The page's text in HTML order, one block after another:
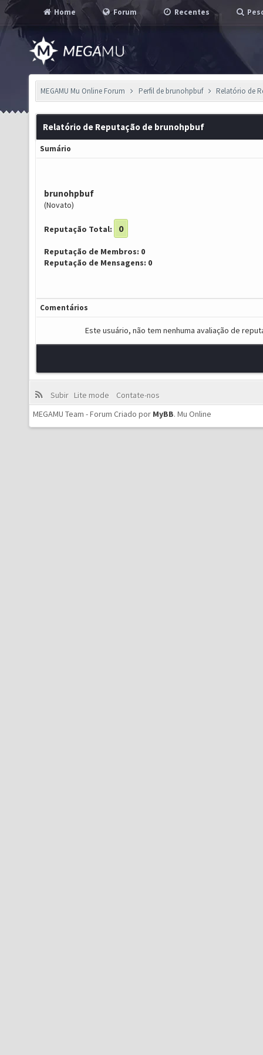
Home Forum Recentes
MEGAMU Mu Online Forum Perfil de brunohpbuf Relatório de
Relatório de Reputação de brunohpbuf
Sumário
brunohpbuf
(Novato)
Reputação Total: 0
Reputação de Membros: 0
Reputação de Mensagens: 0
Comentários
Este usuário, não tem nenhuma avaliação de
Subir Lite mode
Contate-nos
MEGAMU Team - Forum Criado por MyBB. Mu Online